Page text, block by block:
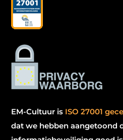
EM-Cultuur is ISO 27001
dat we hebben aangetoond